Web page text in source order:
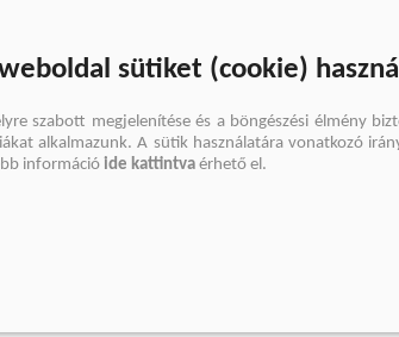
sütiket (cookie)
szabott megjelenítése és a böngészési élmény
alkalmazunk. A sütik használatára vonatkozó
információ ide kattintva érhető el.